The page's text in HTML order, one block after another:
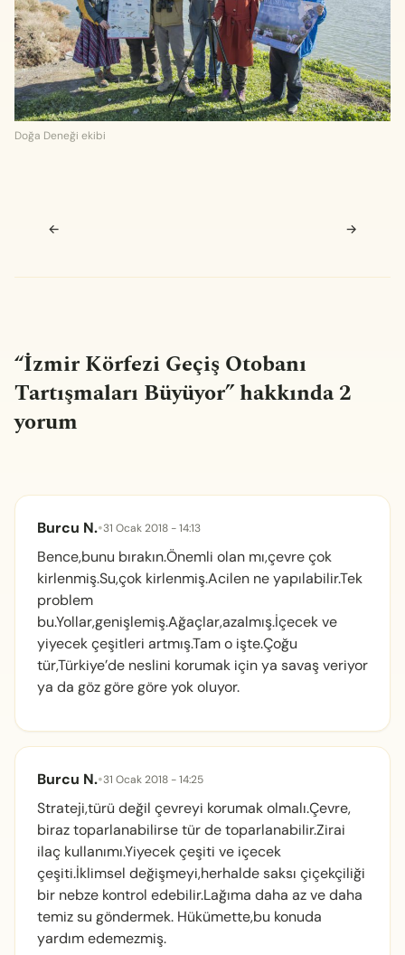
Doğa Deneği ekibi
Navigasyon sonrası
← →
“İzmir Körfezi Geçiş Otobanı
Tartışmaları Büyüyor” hakkında 2
yorum
Burcu N.•31 Ocak 2018 - 14:13
Bence,bunu bırakın.Önemli olan mı,çevre çok
kirlenmiş.Su,çok kirlenmiş.Acilen ne yapılabilir.Tek
problem
bu.Yollar,genişlemiş.Ağaçlar,azalmış.İçecek ve
yiyecek çeşitleri artmış.Tam o işte.Çoğu
tür,Türkiye’de neslini korumak için ya savaş veriyor
ya da göz göre göre yok oluyor.
Burcu N.•31 Ocak 2018 - 14:25
Strateji,türü değil çevreyi korumak olmalı.Çevre,
biraz toparlanabilirse tür de toparlanabilir.Zirai
ilaç kullanımı.Yiyecek çeşiti ve içecek
çeşiti.İklimsel değişmeyi,herhalde saksı çiçekçiliği
bir nebze kontrol edebilir.Lağıma daha az ve daha
temiz su göndermek. Hükümette,bu konuda
yardım edemezmiş.